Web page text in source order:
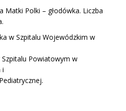
Polki – głodówka. Liczba
w Szpitalu Wojewódzkim w
Szpitalu Powiatowym w
i